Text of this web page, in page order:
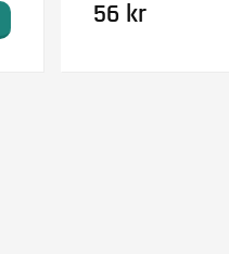
56 kr